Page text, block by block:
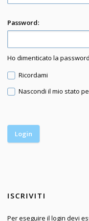
Password:
Ho dimenticato la password
Ricordami
Nascondi il mio stato
ISCRIVITI
Per eseguire il login devi